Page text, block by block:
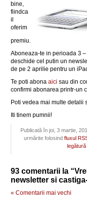
bine,
fiindca
il
oferim
premiu.
Aboneaza-te in perioada 3
deschide cel putin un
de pe 2 aprilie pentru un
Te poti abonaaici sau din
confirmi abonarea printr-un
Poti vedea mai multe
Iti tinem pumnii!
Publicată în joi, 3 martie,
urmărite folosindfluxul
93 comentarii la
newsletter si
« Comentarii mai vechi